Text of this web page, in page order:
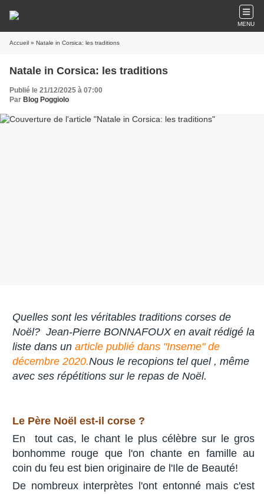
MENU
Accueil » Natale in Corsica: les traditions
Natale in Corsica: les traditions
Publié le 21/12/2025 à 07:00
Par Blog Poggiolo
Quelles sont les véritables traditions corses de
Noël? Jean-Pierre BONNAFOUX en avait rédigé la
liste dans un article publié dans "Inseme" de
décembre 2020.Nous le recopions tel quel , même
avec ses répétitions sur le repas de Noël.
Le Père Noël est-il corse ?
En tout cas, le chant le plus célèbre sur le gros
bonhomme rouge que l'on chante en famille au
coin du feu est bien originaire de l'Ile de Beauté!
De nombreux interprètes l'ont entonné mais c'est